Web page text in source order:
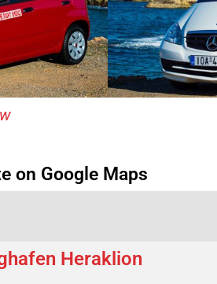
on Google Maps
Heraklion